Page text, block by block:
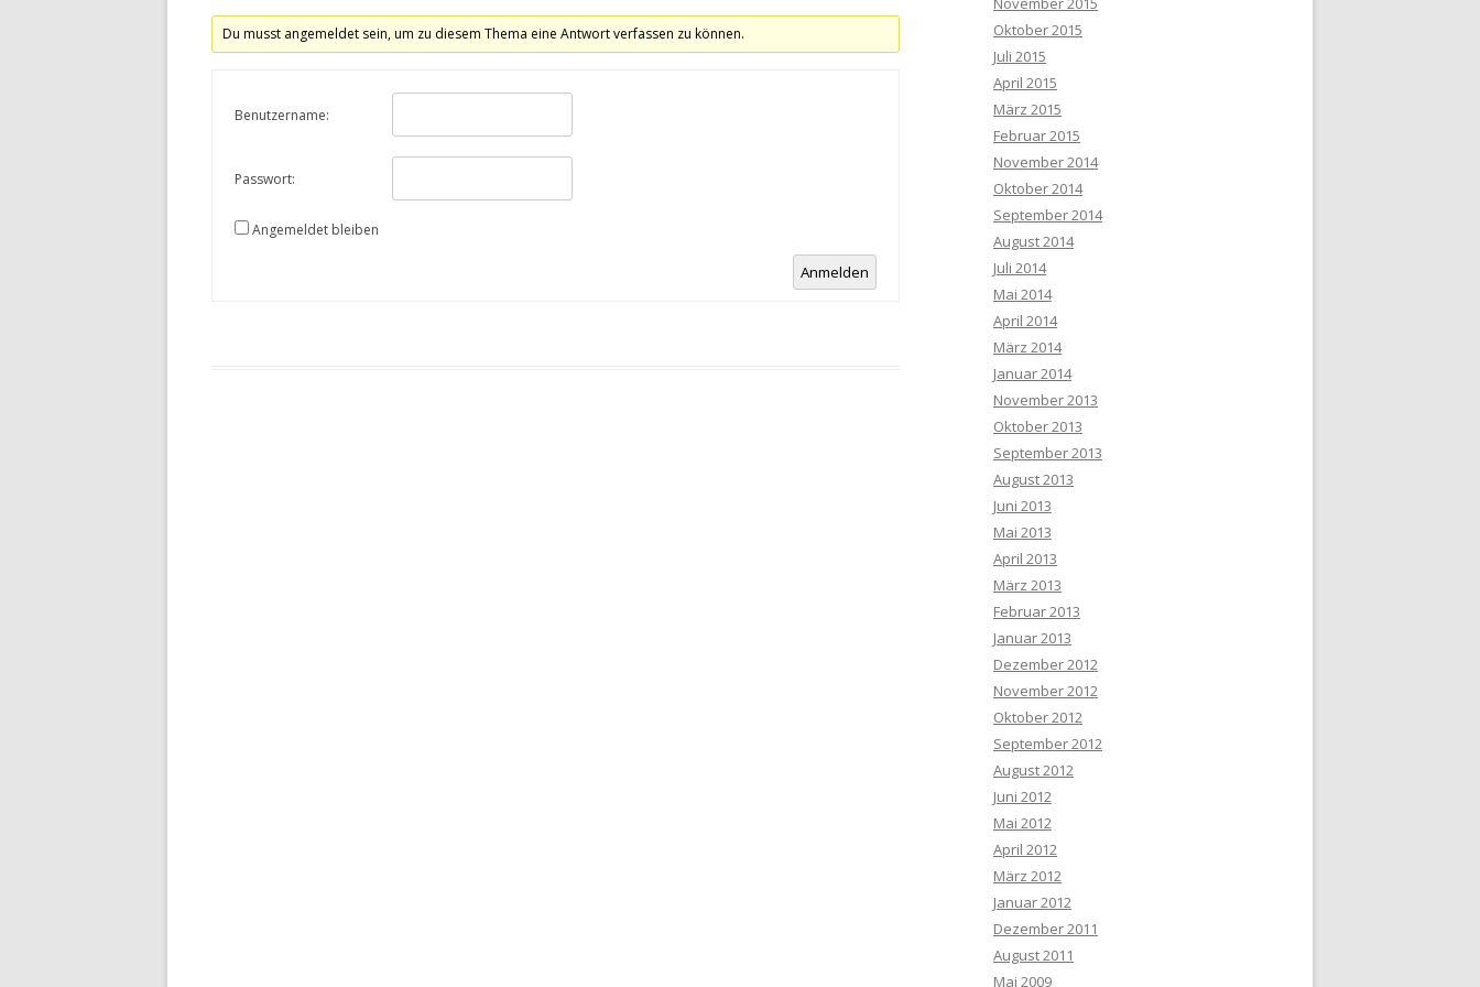
Du musst angemeldet sein, um zu diesem Thema eine Antwort verfassen zu können.
Benutzername:
Passwort:
Angemeldet bleiben
Anmelden
Oktober 2015
Juli 2015
April 2015
März 2015
Februar 2015
November 2014
Oktober 2014
September 2014
August 2014
Juli 2014
Mai 2014
April 2014
März 2014
Januar 2014
November 2013
Oktober 2013
September 2013
August 2013
Juni 2013
Mai 2013
April 2013
März 2013
Februar 2013
Januar 2013
Dezember 2012
November 2012
Oktober 2012
September 2012
August 2012
Juni 2012
Mai 2012
April 2012
März 2012
Januar 2012
Dezember 2011
August 2011
Mai 2009